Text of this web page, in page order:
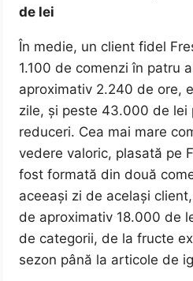
de lei
În medie, un client fidel
1.100 de comenzi în patru
aproximativ 2.240 de ore,
zile, și peste 43.000 de lei
reduceri. Cea mai mare
vedere valoric, plasată pe
fost formată din două
aceeași zi de același
de aproximativ 18.000 de
de categorii, de la fructe
sezon până la articole de